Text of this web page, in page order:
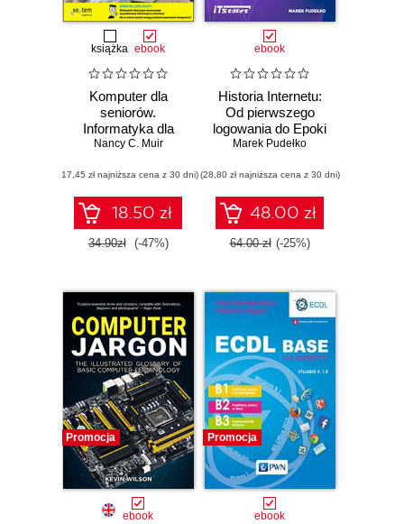
książka ebook
Komputer dla
seniorów.
Informatyka dla
bystrzaków
Nancy C. Muir
(17,45 zł najniższa cena z 30 dni)
18.50 zł
34.90zł (-47%)
ebook
Historia Internetu:
Od pierwszego
logowania do Epoki
AI
Marek Pudełko
(28,80 zł najniższa cena z 30 dni)
48.00 zł
64.00 zł (-25%)
Promocja
ebook
Promocja
ebook